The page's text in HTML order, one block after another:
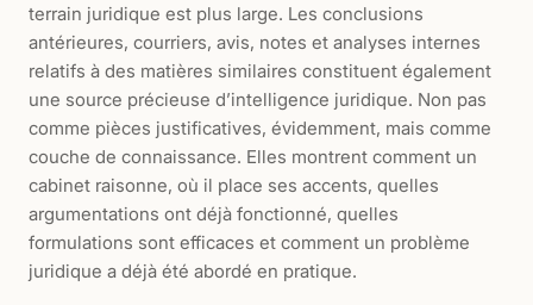
terrain juridique est plus large. Les conclusions
antérieures, courriers, avis, notes et analyses internes
relatifs à des matières similaires constituent également
une source précieuse d’intelligence juridique. Non pas
comme pièces justificatives, évidemment, mais comme
couche de connaissance. Elles montrent comment un
cabinet raisonne, où il place ses accents, quelles
argumentations ont déjà fonctionné, quelles
formulations sont efficaces et comment un problème
juridique a déjà été abordé en pratique.